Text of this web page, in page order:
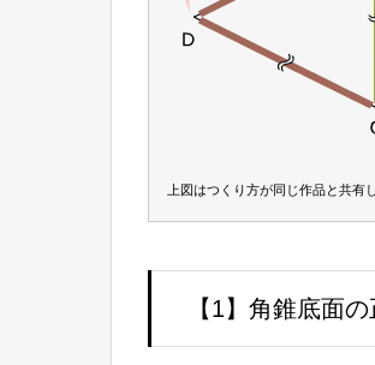
上図はつくり方が同じ作品と共
【1】角錐底面